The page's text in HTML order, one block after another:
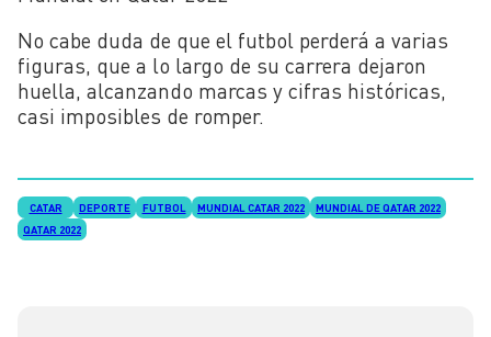
No cabe duda de que el futbol perderá a varias
figuras, que a lo largo de su carrera dejaron
huella, alcanzando marcas y cifras históricas,
casi imposibles de romper.
CATAR DEPORTE FUTBOL MUNDIAL CATAR 2022
MUNDIAL DE QATAR 2022
QATAR 2022